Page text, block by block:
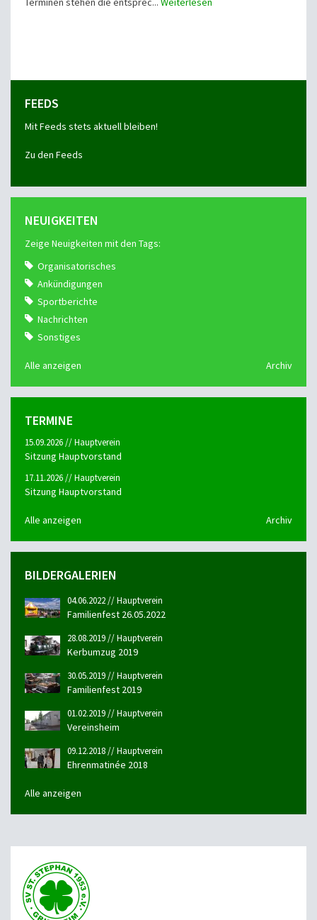
FEEDS
Mit Feeds stets aktuell bleiben!
Zu den Feeds
NEUIGKEITEN
Zeige Neuigkeiten mit den Tags:
Organisatorisches
Ankündigungen
Sportberichte
Nachrichten
Sonstiges
Alle anzeigen Archiv
TERMINE
15.09.2026 // Hauptverein
Sitzung Hauptvorstand
17.11.2026 // Hauptverein
Sitzung Hauptvorstand
Alle anzeigen Archiv
BILDERGALERIEN
04.06.2022 // Hauptverein
Familienfest 26.05.2022
28.08.2019 // Hauptverein
Kerbumzug 2019
30.05.2019 // Hauptverein
Familienfest 2019
01.02.2019 // Hauptverein
Vereinsheim
09.12.2018 // Hauptverein
Ehrenmatinée 2018
Alle anzeigen